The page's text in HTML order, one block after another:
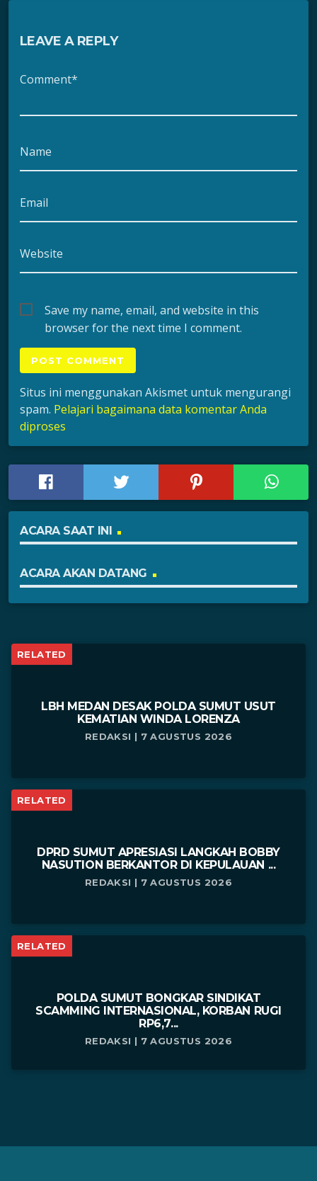
LEAVE A REPLY
Comment*
Name
Email
Website
Save my name, email, and website in this
browser for the next time I comment.
Situs ini menggunakan Akismet untuk mengurangi
spam. Pelajari bagaimana data komentar Anda
diproses
ACARA SAAT INI
ACARA AKAN DATANG
RELATED
LBH MEDAN DESAK POLDA SUMUT USUT
KEMATIAN WINDA LORENZA
REDAKSI | 7 AGUSTUS 2026
RELATED
DPRD SUMUT APRESIASI LANGKAH BOBBY
NASUTION BERKANTOR DI KEPULAUAN ...
REDAKSI | 7 AGUSTUS 2026
RELATED
POLDA SUMUT BONGKAR SINDIKAT
SCAMMING INTERNASIONAL, KORBAN RUGI
RP6,7...
REDAKSI | 7 AGUSTUS 2026